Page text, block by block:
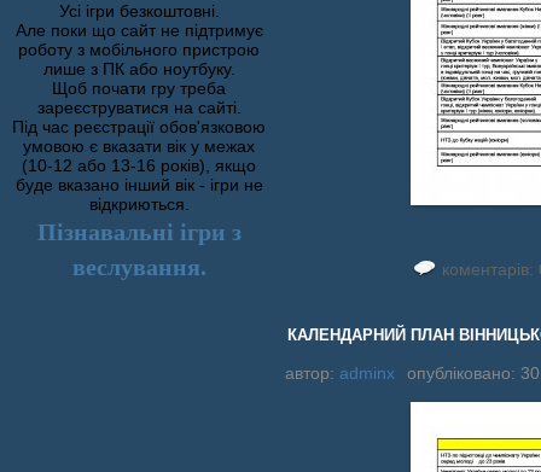
Усі ігри безкоштовні.
Але поки що сайт не підтримує
роботу з мобільного пристрою
лише з ПК або ноутбуку.
Щоб почати гру треба
зареєструватися на сайті.
Під час реєстрації обов'язковою
умовою є вказати вік у межах
(10-12 або 13-16 років), якщо
буде вказано інший вік - ігри не
відкриються.
Пізнавальні ігри з
веслування.
коментарів:
КАЛЕНДАРНИЙ ПЛАН
автор: adminx опубліковано: